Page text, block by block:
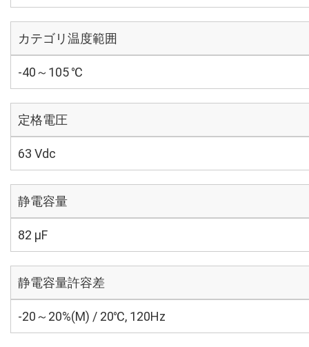
カテゴリ温度範囲
-40～105 ℃
定格電圧
63 Vdc
静電容量
82 µF
静電容量許容差
-20～20%(M) / 20℃, 120Hz